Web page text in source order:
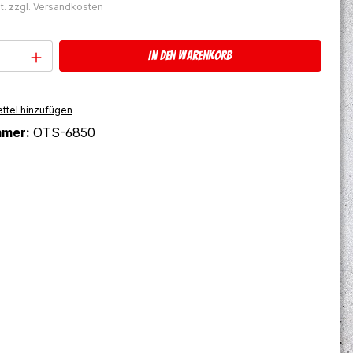
zzgl. Versandkosten
Anzahl: Gib den gewünschten Wert
In den Warenkorb
hinzufügen
OTS-6850